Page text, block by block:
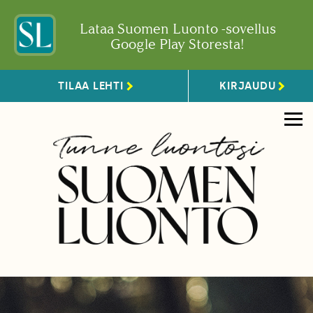
Lataa Suomen Luonto -sovellus
Google Play Storesta!
TILAA LEHTI KIRJAUDU